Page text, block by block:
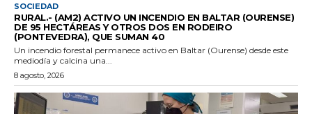
SOCIEDAD
RURAL.- (AM2) ACTIVO UN INCENDIO EN BALTAR (OURENSE)
DE 95 HECTÁREAS Y OTROS DOS EN RODEIRO
(PONTEVEDRA), QUE SUMAN 40
Un incendio forestal permanece activo en Baltar (Ourense) desde este
mediodía y calcina una...
8 agosto, 2026